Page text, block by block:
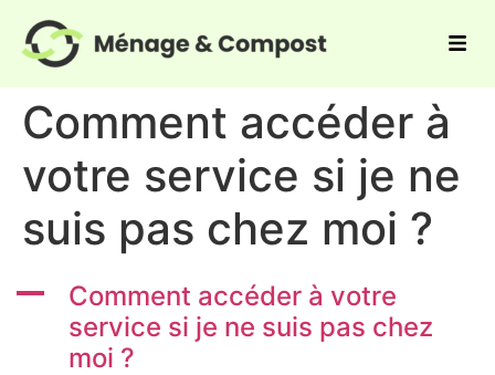
Comment accéder à
votre service si je ne
suis pas chez moi ?
A
Comment accéder à votre
service si je ne suis pas chez
moi ?